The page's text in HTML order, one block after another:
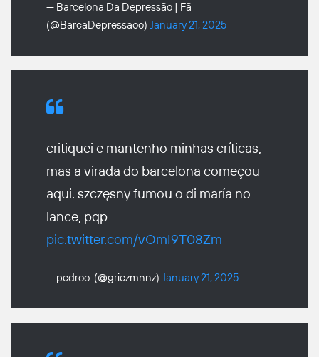
— Barcelona Da Depressão | Fã
(@BarcaDepressaoo) January 21, 2025
critiquei e mantenho minhas críticas,
mas a virada do barcelona começou
aqui. szczęsny fumou o di maría no
lance, pqp
pic.twitter.com/vOmI9T08Zm
— pedroo. (@griezmnnz) January 21, 2025